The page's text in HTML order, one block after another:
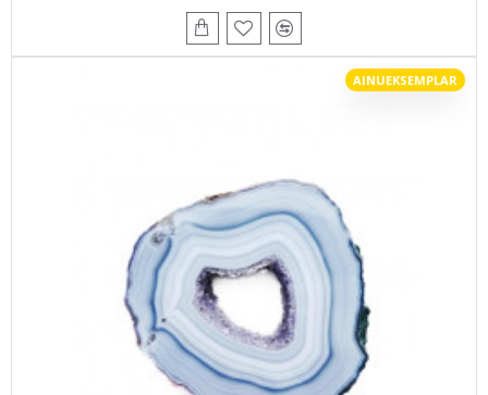
AINUEKSEMPLAR